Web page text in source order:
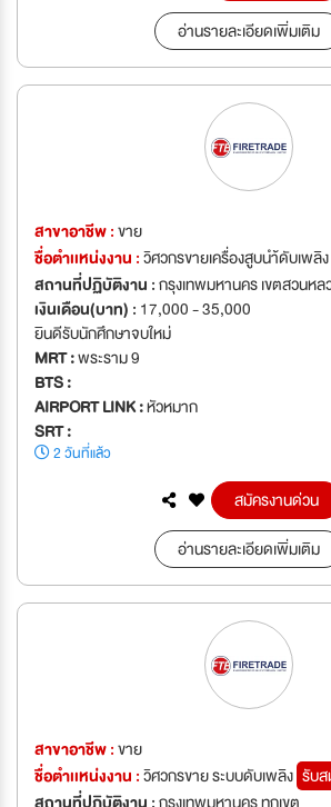
อ่านรายละเอียดเพิ่มเติม
สาขาอาชีพ :ขาย
ชื่อตำเเหน่งงาน :วิศวกรขายเครื่องสูบนำ้ดับเพลิง
สถานที่ปฏิบัติงาน :กรุงเทพมหานคร เขตสวนหล
เงินเดือน(บาท) : 17,000 - 35,000
ยินดีรับนักศึกษาจบใหม่
MRT :พระราม 9
BTS :
AIRPORT LINK :หัวหมาก
SRT :
2 วันที่แล้ว
สมัครงานด่วน
อ่านรายละเอียดเพิ่มเติม
สาขาอาชีพ :ขาย
ชื่อตำเเหน่งงาน :วิศวกรขาย ระบบดับเพลิง รับ